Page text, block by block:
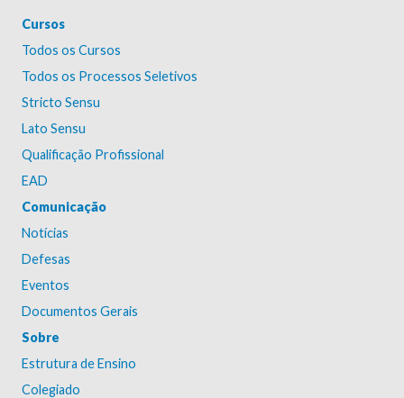
Cursos
Todos os Cursos
Todos os Processos Seletivos
Stricto Sensu
Lato Sensu
Qualificação Profissional
EAD
Comunicação
Notícias
Defesas
Eventos
Documentos Gerais
Sobre
Estrutura de Ensino
Colegiado